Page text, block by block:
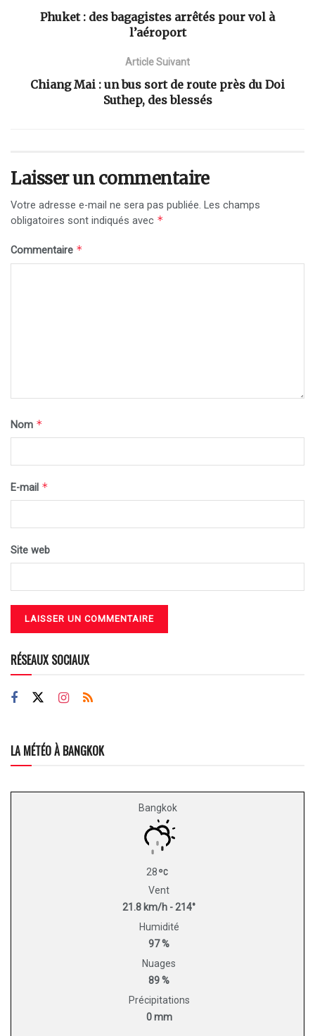
Phuket : des bagagistes arrêtés pour vol à
l’aéroport
Article Suivant
Chiang Mai : un bus sort de route près du Doi
Suthep, des blessés
Laisser un commentaire
Votre adresse e-mail ne sera pas publiée. Les champs
obligatoires sont indiqués avec *
Commentaire *
Nom *
E-mail *
Site web
RÉSEAUX SOCIAUX
LA MÉTÉO À BANGKOK
Bangkok
28
Vent
21.8 km/h - 214°
Humidité
97 %
Nuages
89 %
Précipitations
0 mm